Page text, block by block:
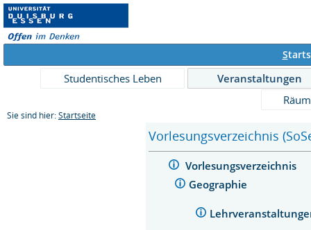
S
Studentisches Leben
Veranstaltungen
Sie sind hier: Startseite
Vorlesungsverzeichnis
Vorlesungsverzeichnis
Geographie